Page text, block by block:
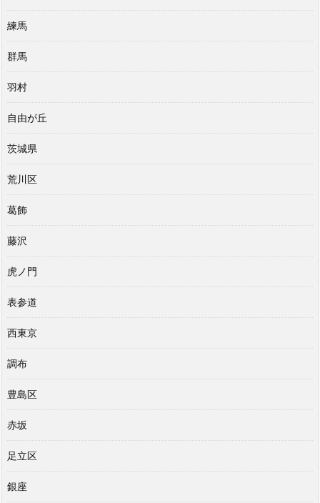
練馬
群馬
羽村
自由が丘
茨城県
荒川区
葛飾
藤沢
虎ノ門
表参道
西東京
調布
豊島区
赤坂
足立区
銀座